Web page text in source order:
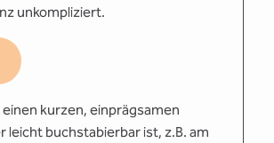
unkompliziert.
einen kurzen, einprägsamen
leicht buchstabierbar ist, z.B. am